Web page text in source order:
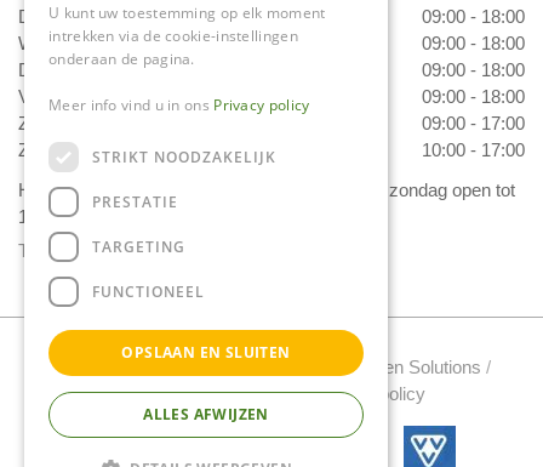
Dinsdag
09:00 - 18:00
Woensdag
09:00 - 18:00
Donderdag
09:00 - 18:00
Vrijdag
09:00 - 18:00
Zaterdag
09:00 - 17:00
Zondag
10:00 - 17:00
Het 'Bloemetje van Daniëls' is van dinsdag t/m zondag open tot
17.00 uur!
Toon alle openingstijden
Tuincentrum Daniels Copyright 2022 /Green Solutions /
Tuincentrum Overzicht/Privacy policy
U kunt uw toestemming op elk moment
intrekken via de cookie-instellingen
onderaan de pagina.
Meer info vind u in ons Privacy policy
STRIKT NOODZAKELIJK
PRESTATIE
TARGETING
FUNCTIONEEL
OPSLAAN EN SLUITEN
ALLES AFWIJZEN